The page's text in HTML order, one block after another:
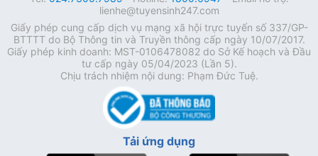
lienhe@tuyensinh247.com
Giấy phép cung cấp dịch vụ mạng xã hội trực tuyến số 337/GP-
BTTTT do Bộ Thông tin và Truyền thông cấp ngày 10/07/2017.
Giấy phép kinh doanh: MST-0106478082 do Sở Kế hoạch và Đầu
tư cấp ngày 05/04/2023 (Lần 5).
Chịu trách nhiệm nội dung: Phạm Đức Tuệ.
Tải ứng dụng